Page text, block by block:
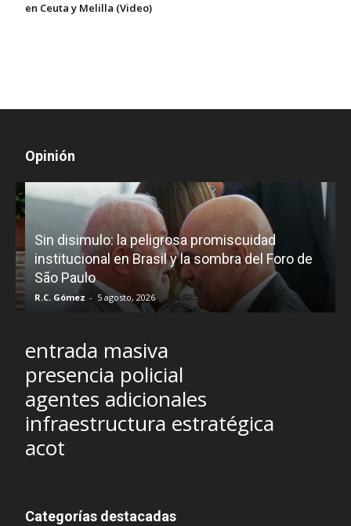
en Ceuta y Melilla (Video)
Opinión
Sin disimulo: la peligrosa promiscuidad
institucional en Brasil y la sombra del Foro de
São Paulo
R.C. Gómez - 5 agosto, 2026
entrada masiva
presencia policial
agentes adicionales
infraestructura estratégica
acot
Categorías destacadas